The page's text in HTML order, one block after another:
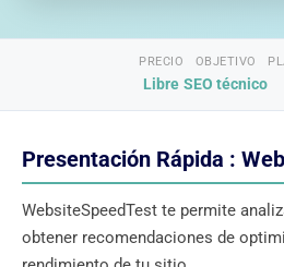
PRECIO
Libre
OBJETIVO
SEO técnico
Presentación Rápida :
WebsiteSpeedTest te permite
obtener recomendaciones de